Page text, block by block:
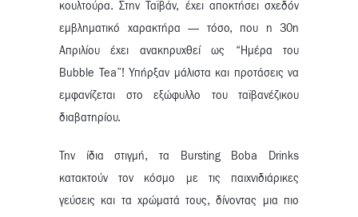
κουλτούρα. Στην Ταϊβάν, έχει αποκτήσει σχεδόν
εμβληματικό χαρακτήρα — τόσο, που η 30η
Απριλίου έχει ανακηρυχθεί ως “Ημέρα του
Bubble Tea”! Υπήρξαν μάλιστα και προτάσεις να
εμφανίζεται στο εξώφυλλο του ταϊβανέζικου
διαβατηρίου.
Την ίδια στιγμή, τα Bursting Boba Drinks
κατακτούν τον κόσμο με τις παιχνιδιάρικες
γεύσεις και τα χρώματά τους, δίνοντας μια πιο